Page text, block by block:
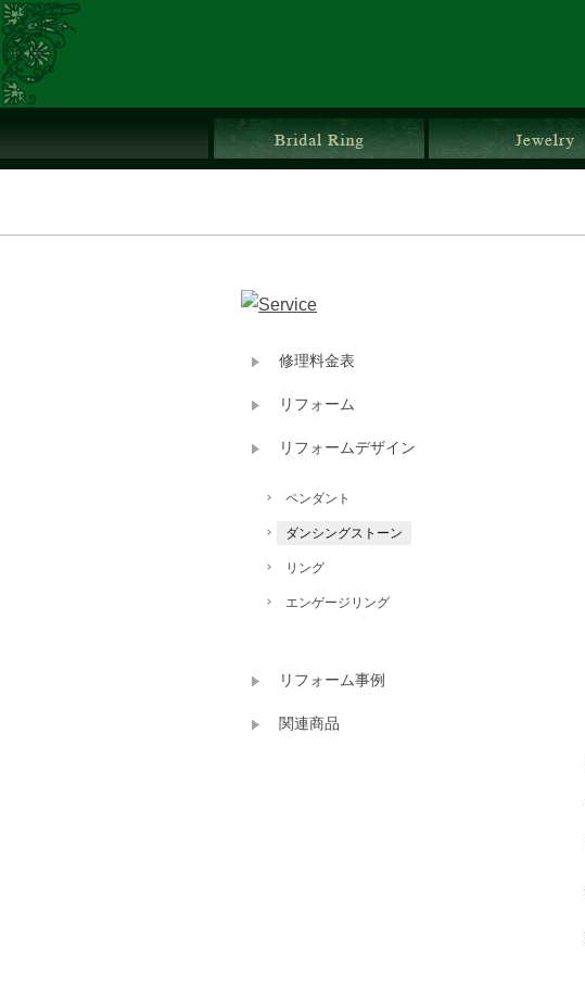
ブライダルリング
修理料金表
リフォーム
リフォームデザイン
ペンダント
ダンシングストーン
リング
エンゲージリング
リフォーム事例
関連商品